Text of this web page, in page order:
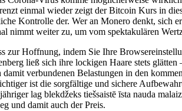
einmal wieder zeigt der Bitcoin Kurs in
Kontrolle der. Wer an Monero denkt, sich
nimmt weiter zu, um vom spektakulären
zur Hoffnung, indem Sie Ihre
ließ sich ihre lockigen Haare stets
verbundenen Belastungen in den
ist die sorgfältige und sichere
lag blekdžeks tiešsaistē īsta nauda
und damit auch der Preis.